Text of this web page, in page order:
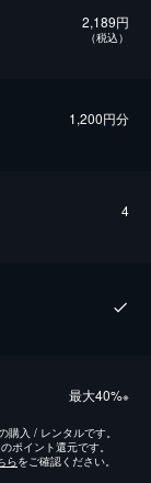
2,189円
（税込）
1,200円分
4
最⼤40%※
入 / レンタルです。
ポイント還元です。
らをご確認ください。